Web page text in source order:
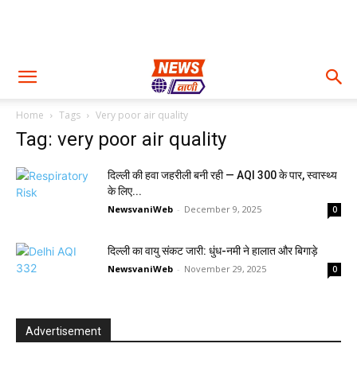
Home Tags Very poor air quality
Tag: very poor air quality
दिल्ली की हवा जहरीली बनी रही — AQI 300 के पार, स्वास्थ्य
के लिए...
NewsvaniWeb - December 9, 2025 0
दिल्ली का वायु संकट जारी: धुंध-नमी ने हालात और बिगाड़े
NewsvaniWeb - November 29, 2025 0
Advertisement